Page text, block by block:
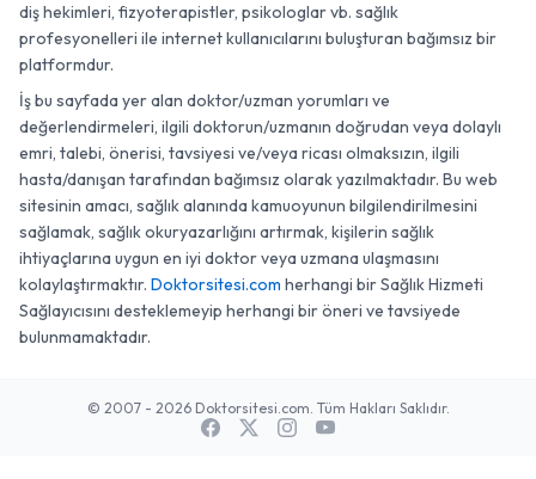
diş hekimleri, fizyoterapistler, psikologlar vb. sağlık
profesyonelleri ile internet kullanıcılarını buluşturan bağımsız bir
platformdur.
İş bu sayfada yer alan doktor/uzman yorumları ve
değerlendirmeleri, ilgili doktorun/uzmanın doğrudan veya dolaylı
emri, talebi, önerisi, tavsiyesi ve/veya ricası olmaksızın, ilgili
hasta/danışan tarafından bağımsız olarak yazılmaktadır. Bu web
sitesinin amacı, sağlık alanında kamuoyunun bilgilendirilmesini
sağlamak, sağlık okuryazarlığını artırmak, kişilerin sağlık
ihtiyaçlarına uygun en iyi doktor veya uzmana ulaşmasını
kolaylaştırmaktır. Doktorsitesi.com herhangi bir Sağlık Hizmeti
Sağlayıcısını desteklemeyip herhangi bir öneri ve tavsiyede
bulunmamaktadır.
© 2007 - 2026 Doktorsitesi.com. Tüm Hakları Saklıdır.